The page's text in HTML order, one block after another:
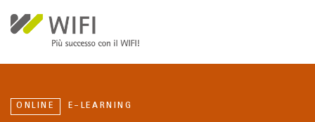
E-LEARNING
ONLINE